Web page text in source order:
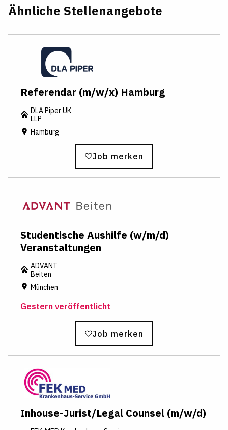
Ähnliche Stellenangebote
Referendar (m/w/x) Hamburg
DLA Piper UK
LLP
Hamburg
Job merken
Studentische Aushilfe (w/m/d)
Veranstaltungen
ADVANT
Beiten
München
Gestern veröffentlicht
Job merken
Inhouse-Jurist/Legal Counsel (m/w/d)